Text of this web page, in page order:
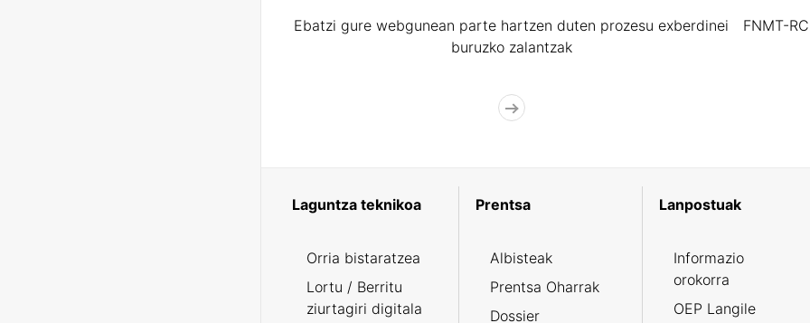
Ebatzi gure webgunean parte hartzen duten prozesu exberdinei
buruzko zalantzak
FNMT-
Laguntza teknikoa
Orria bistaratzea
Lortu / Berritu
ziurtagiri digitala
Prentsa
Albisteak
Prentsa Oharrak
Dossier
Lanpostuak
Informazio
orokorra
OEP Langile